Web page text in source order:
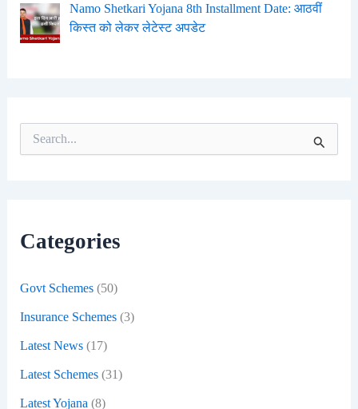
Namo Shetkari Yojana 8th Installment Date: आठवीं
किस्त को लेकर लेटेस्ट अपडेट
o
Categories
Govt Schemes(50)
Insurance Schemes(3)
Latest News(17)
Latest Schemes(31)
Latest Yojana (8)